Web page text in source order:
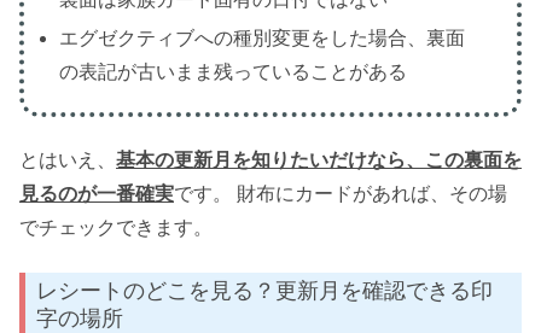
エグゼクティブへの種別変更をした場合、裏面
の表記が古いまま残っていることがある
とはいえ、 基本の更新月を知りたいだけなら、この裏面を
見るのが一番確実です。 財布にカードがあれば、その場
でチェックできます。
レシートのどこを見る？更新月を確認できる印
字の場所